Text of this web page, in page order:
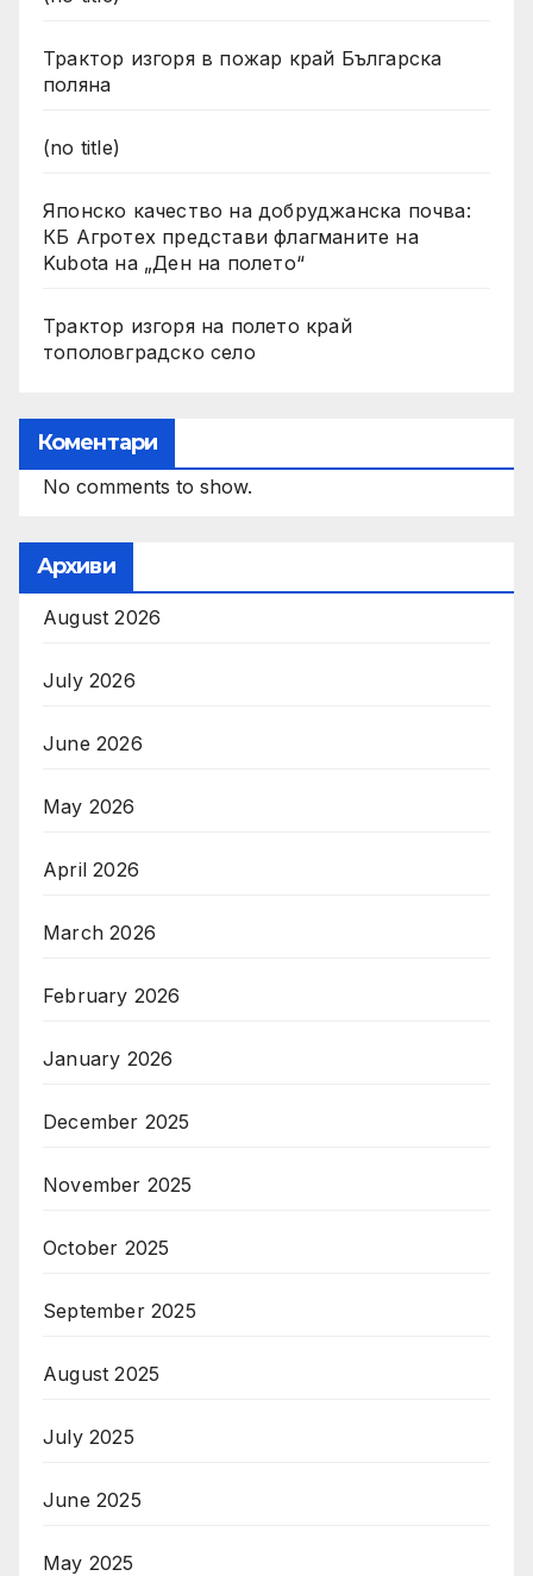
Трактор изгоря в пожар край Българска
поляна
(no title)
Японско качество на добруджанска почва:
КБ Агротех представи флагманите на
Kubota на „Ден на полето“
Трактор изгоря на полето край
тополовградско село
Коментари
No comments to show.
Архиви
August 2026
July 2026
June 2026
May 2026
April 2026
March 2026
February 2026
January 2026
December 2025
November 2025
October 2025
September 2025
August 2025
July 2025
June 2025
May 2025